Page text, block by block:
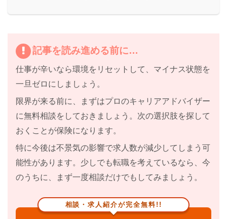
記事を読み進める前に…
仕事が辛いなら環境をリセット して、マイナス状態を
一旦ゼロにしましょう。
限界が来る前に、まずはプロのキャリアアドバイザー
に無料相談をしておきましょう。 次の選択肢を探して
おくことが保険になります。
特に今後は不景気の影響で求人数が減少してしまう 可
能性があります。少しでも転職を考えているなら、今
のうちに、まず一度相談だけでもしてみましょう。
相談・求人紹介が完全無料!!